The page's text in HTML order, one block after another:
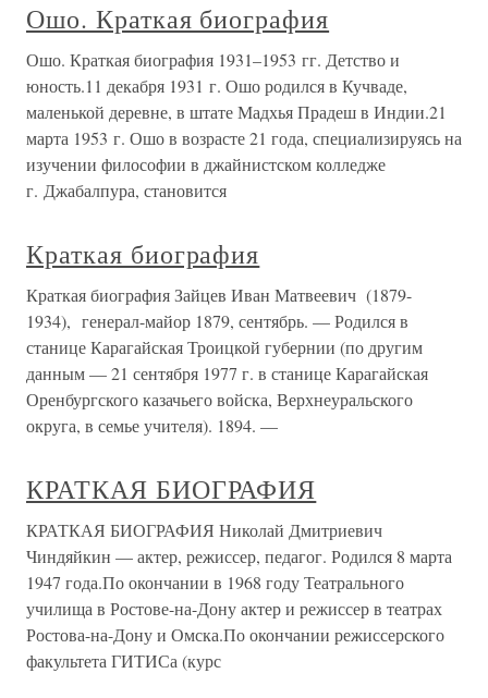
Ошо. Краткая биография
Ошо. Краткая биография 1931–1953 гг. Детство и
юность.11 декабря 1931 г. Ошо родился в Кучваде,
маленькой деревне, в штате Мадхья Прадеш в Индии.21
марта 1953 г. Ошо в возрасте 21 года, специализируясь на
изучении философии в джайнистском колледже
г. Джабалпура, становится
Краткая биография
Краткая биография Зайцев Иван Матвеевич (1879-
1934), генерал-майор 1879, сентябрь. — Родился в
станице Карагайская Троицкой губернии (по другим
данным — 21 сентября 1977 г. в станице Карагайская
Оренбургского казачьего войска, Верхнеуральского
округа, в семье учителя). 1894. —
КРАТКАЯ БИОГРАФИЯ
КРАТКАЯ БИОГРАФИЯ Николай Дмитриевич
Чиндяйкин — актер, режиссер, педагог. Родился 8 марта
1947 года.По окончании в 1968 году Театрального
училища в Ростове-на-Дону актер и режиссер в театрах
Ростова-на-Дону и Омска.По окончании режиссерского
факультета ГИТИСа (курс